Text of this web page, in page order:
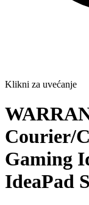
Klikni za uvećanje
Courier/
Gaming
IdeaPad